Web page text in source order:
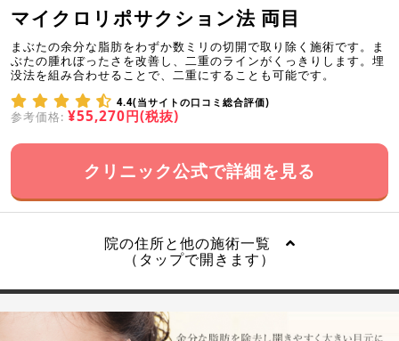
マイクロリポサクション法 両目
まぶたの余分な脂肪をわずか数ミリの切開で取り除く施術です。ま
ぶたの腫れぼったさを改善し、二重のラインがくっきりします。埋
没法を組み合わせることで、二重にすることも可能です。
4.4(当サイトの口コミ総合評価)
参考価格: ¥55,270円(税抜)
クリニック公式で詳細を見る
院の住所と他の施術一覧
（タップで開きます）